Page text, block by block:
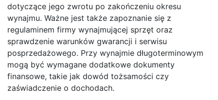
dotyczące jego zwrotu po zakończeniu okresu
wynajmu. Ważne jest także zapoznanie się z
regulaminem firmy wynajmującej sprzęt oraz
sprawdzenie warunków gwarancji i serwisu
posprzedażowego. Przy wynajmie długoterminowym
mogą być wymagane dodatkowe dokumenty
finansowe, takie jak dowód tożsamości czy
zaświadczenie o dochodach.